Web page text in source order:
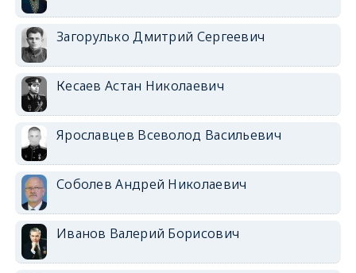
Загорулько Дмитрий Сергеевич
Кесаев Астан Николаевич
Ярославцев Всеволод Васильевич
Соболев Андрей Николаевич
Иванов Валерий Борисович